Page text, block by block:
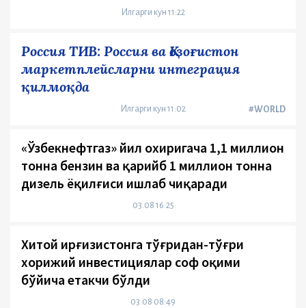
Илгарги кун 11:22
Россия ТИВ: Россия ва Қозоғистон
маркетплейсларни интеграция
қилмоқда
#WORLD
Илгарги кун 11:02
«Ўзбекнефтгаз» йил охиригача 1,1 миллион
тонна бензин ва қарийб 1 миллион тонна
дизель ёқилғиси ишлаб чиқаради
03.08 16:25
Хитой Қирғизистонга тўғридан-тўғри
хорижий инвестициялар соф оқими
бўйича етакчи бўлди
03.08 08:49